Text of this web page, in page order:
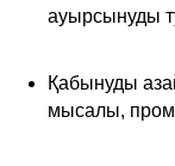
ауырсынуды
Қабынуды
мысалы,